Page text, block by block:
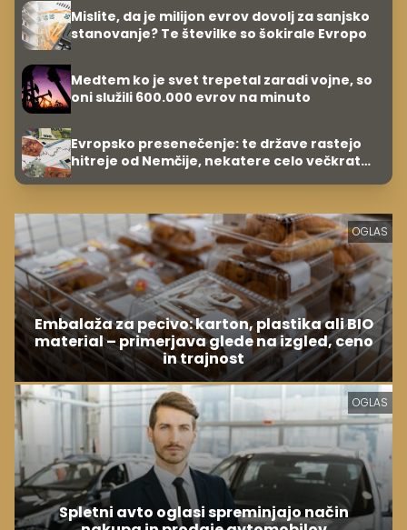
Mislite, da je milijon evrov dovolj za sanjsko
stanovanje? Te številke so šokirale Evropo
Medtem ko je svet trepetal zaradi vojne, so
oni služili 600.000 evrov na minuto
Evropsko presenečenje: te države rastejo
hitreje od Nemčije, nekatere celo večkrat
OGLAS
Embalaža za pecivo: karton, plastika ali BIO
material – primerjava glede na izgled, ceno
in trajnost
OGLAS
Spletni avto oglasi spreminjajo način